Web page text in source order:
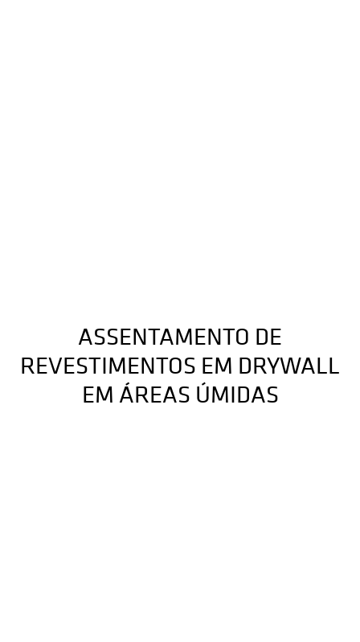
ASSENTAMENTO DE
REVESTIMENTOS EM DRYWALL
EM ÁREAS ÚMIDAS